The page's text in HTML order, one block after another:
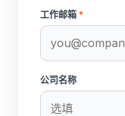
工作邮箱 *
公司名称